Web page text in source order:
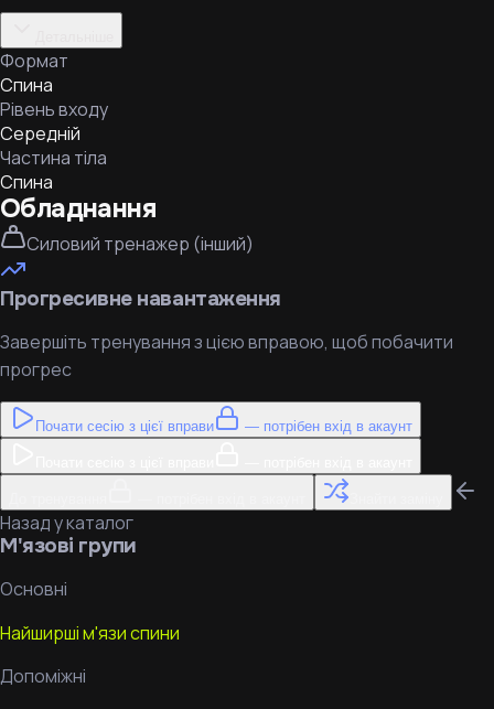
Формат
Спина
Рівень входу
Середній
Частина тіла
Спина
Обладнання
Силовий тренажер (інший)
Прогресивне навантаження
Завершіть тренування з цією вправою, щоб побачити
прогрес
Почати сесію з цієї вправи — потрібен вхід в акаунт
Назад у каталог
М'язові групи
Основні
Найширші м'язи спини
Допоміжні